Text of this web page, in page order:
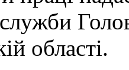
області.